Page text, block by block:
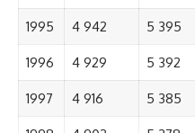
1995 4 942 5 395
1996 4 929 5 392
1997 4 916 5 385